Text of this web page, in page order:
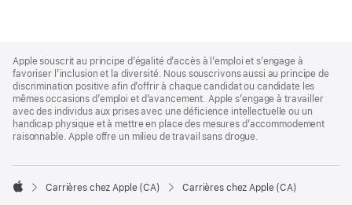
Footer
Apple souscrit au principe d’égalité d’accès à l’emploi et s’engage à
favoriser l’inclusion et la diversité. Nous souscrivons aussi au principe de
discrimination positive afin d’offrir à chaque candidat ou candidate les
mêmes occasions d’emploi et d’avancement. Apple s’engage à travailler
avec des individus aux prises avec une déficience intellectuelle ou un
handicap physique et à mettre en place des mesures d’accommodement
raisonnable. Apple offre un milieu de travail sans drogue.

Carrières chez Apple (CA) Carrières chez Apple (CA)